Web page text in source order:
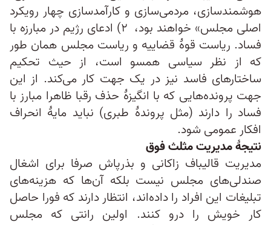
هوشمندسازی، مردمی‌سازی و کارآمدسازی چهار رویکرد
اصلی مجلس» خواهند بود، ۲) ادعای رژیم در مبارزه با
فساد. ریاست قوهٔ قضاییه و ریاست مجلس همان طور
که از نظر سیاسی همسو است، از حیث تحکیم
ساختارهای فاسد نیز در یک جهت کار می‌کند. از این
جهت پرونده‌هایی که با انگیزهٔ حذف رقبا ظاهرا مبارز با
فساد را دارند (مثل پروندهٔ طبری) نباید مایهٔ انحراف
افکار عمومی شود.
نتیجهٔ مدیریت مثلث فوق
مدیریت قالیباف زاکانی و بذرپاش صرفا برای اشغال
صندلی‌های مجلس نیست بلکه آن‌ها که هزینه‌های
تبلیغات این افراد را داده‌‌اند، انتظار دارند که فورا حاصل
کار خویش را درو کنند. اولین رانتی که مجلس